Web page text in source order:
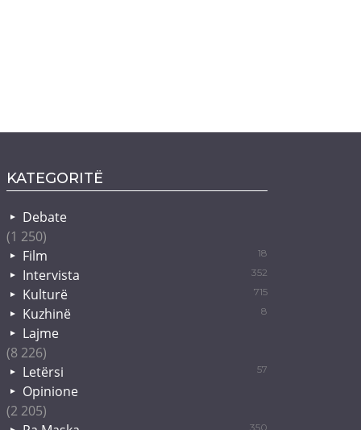
KATEGORITË
Debate
(1 250)
Film
18
Intervista 352
Kulturë 715
Kuzhinë 8
Lajme
(8 226)
Letërsi
57
Opinione
(2 205)
350